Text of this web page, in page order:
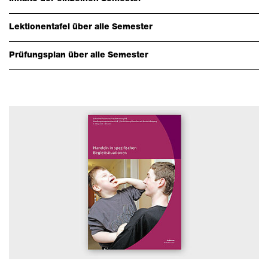
Lektionentafel über alle Semester
Prüfungsplan über alle Semester
Downloads
Schnellzugriff